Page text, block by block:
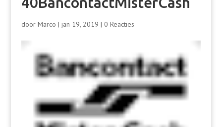
door Marco | jan 19, 2019 | 0 Reacties